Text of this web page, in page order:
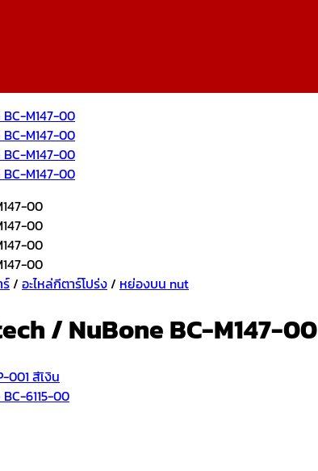
/ อะไหล่กีตาร์โปร่ง/ หย่องบน nut
/ NuBone BC-M147-00